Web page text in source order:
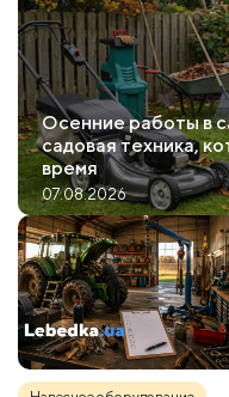
Осенние работы в
садовая техника,
время
07.08.2026